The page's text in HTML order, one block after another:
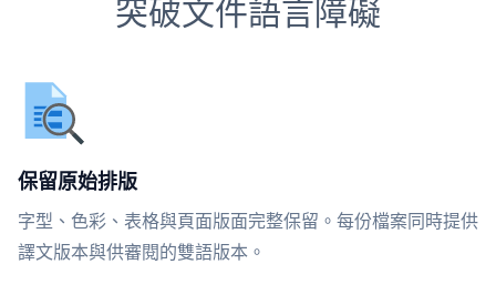
突破文件語言障礙
保留原始排版
字型、色彩、表格與頁面版面完整保留。每份檔案同時提供
譯文版本與供審閱的雙語版本。